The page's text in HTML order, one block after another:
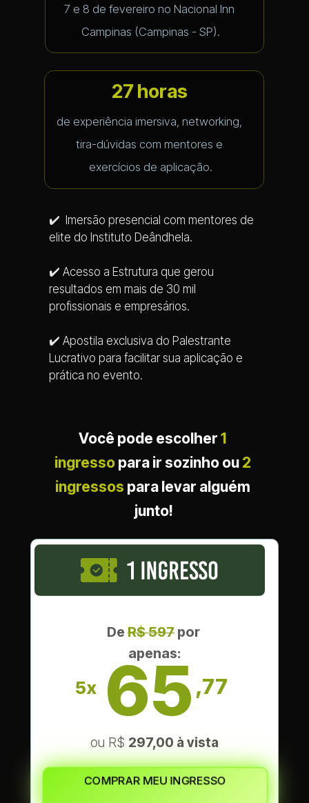
27 horas
de experiência imersiva, networking,
tira-dúvidas com mentores e
exercícios de aplicação.
7 e 8 de fevereiro no Nacional Inn
Campinas (Campinas - SP).
✔️  Imersão presencial com mentores de
elite do Instituto Deândhela.
✔️ Acesso a Estrutura que gerou
resultados em mais de 30 mil
profissionais e empresários.
✔️ Apostila exclusiva do Palestrante
Lucrativo para facilitar sua aplicação e
prática no evento.
Você pode escolher 1
ingresso para ir sozinho ou 2
ingressos para levar alguém
junto!
DeR$ 597 por
apenas:
65 ,77
5x
ou R$ 297,00 à vista
COMPRAR MEU INGRESSO